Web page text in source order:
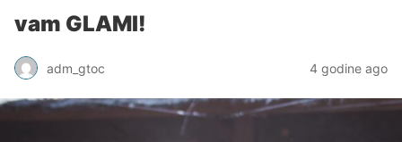
vam GLAMI!
adm_gtoc 4 godine ago